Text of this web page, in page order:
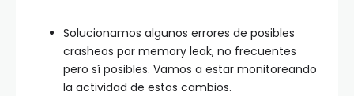
Solucionamos algunos errores de posibles
crasheos por memory leak, no frecuentes
pero sí posibles. Vamos a estar monitoreando
la actividad de estos cambios.